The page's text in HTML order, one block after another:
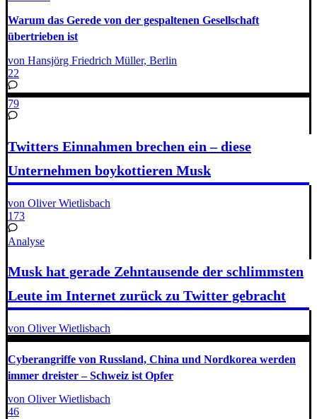
Warum das Gerede von der gespaltenen Gesellschaft
übertrieben ist
von Hansjörg Friedrich Müller, Berlin
22
79
Twitters Einnahmen brechen ein – diese
Unternehmen boykottieren Musk
von Oliver Wietlisbach
173
Analyse
Musk hat gerade Zehntausende der schlimmsten
Leute im Internet zurück zu Twitter gebracht
von Oliver Wietlisbach
Cyberangriffe von Russland, China und Nordkorea werden
immer dreister – Schweiz ist Opfer
von Oliver Wietlisbach
46